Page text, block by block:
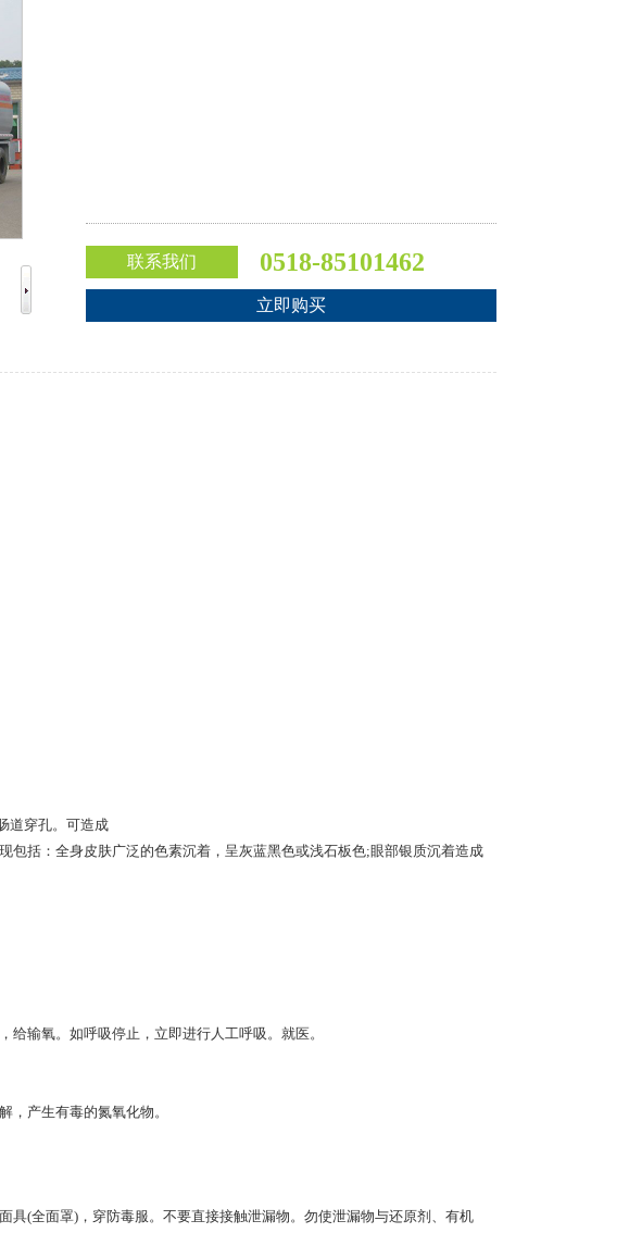
联系我们 0518-85101462
立即购买
道穿孔。可造成
包括：全身皮肤广泛的色素沉着，呈灰蓝黑色或浅石板色;眼部银质沉着造成
输氧。如呼吸停止，立即进行人工呼吸。就医。
，产生有毒的氮氧化物。
具(全面罩)，穿防毒服。不要直接接触泄漏物。勿使泄漏物与还原剂、有机